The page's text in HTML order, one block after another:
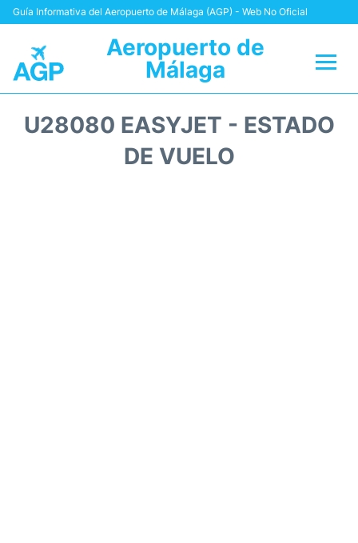
Guía Informativa del Aeropuerto de Málaga (AGP) - Web No Oficial
Aeropuerto de
Málaga
U28080 EASYJET - ESTADO
DE VUELO